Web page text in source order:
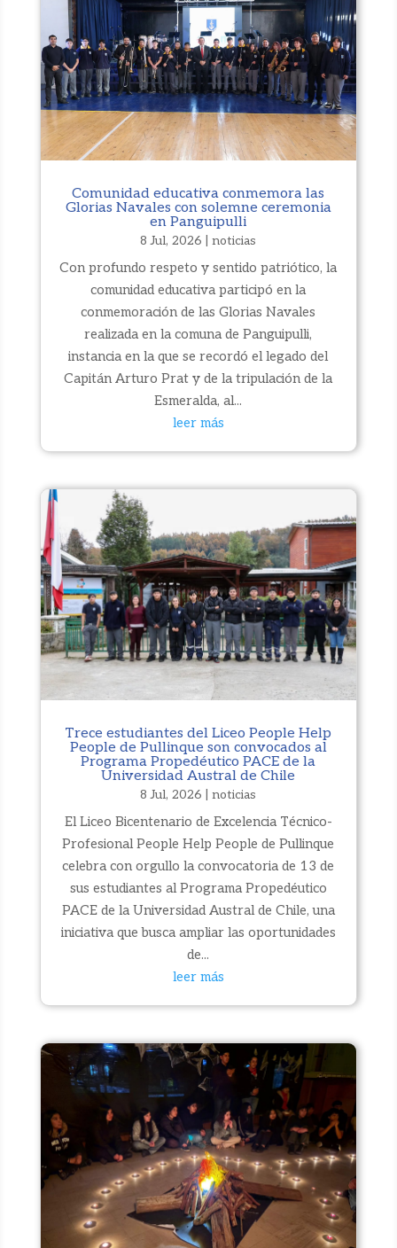
Comunidad educativa conmemora las
Glorias Navales con solemne ceremonia
en Panguipulli
8 Jul, 2026 |noticias
Con profundo respeto y sentido patriótico, la
comunidad educativa participó en la
conmemoración de las Glorias Navales
realizada en la comuna de Panguipulli,
instancia en la que se recordó el legado del
Capitán Arturo Prat y de la tripulación de la
Esmeralda, al...
leer más
Trece estudiantes del Liceo People Help
People de Pullinque son convocados al
Programa Propedéutico PACE de la
Universidad Austral de Chile
8 Jul, 2026 |noticias
El Liceo Bicentenario de Excelencia Técnico-
Profesional People Help People de Pullinque
celebra con orgullo la convocatoria de 13 de
sus estudiantes al Programa Propedéutico
PACE de la Universidad Austral de Chile, una
iniciativa que busca ampliar las oportunidades
de...
leer más